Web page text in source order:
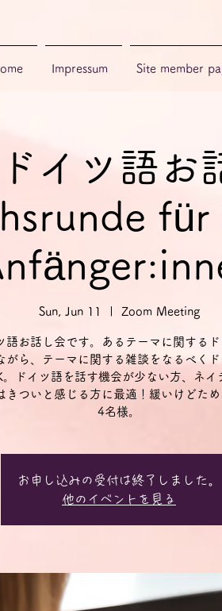
イツ語お
Sun, Jun 11 Zoom Meeting
語お話し会です。あるテーマに関する
がら、テーマに関する雑談をなるべく
ドイツ語を話す機会が少ない方、ネイ
きついと感じる方に最適！緩いけどた
4名様。
お申し込みの受付は終了しました。
他のイベントを見る
Impressum Site member